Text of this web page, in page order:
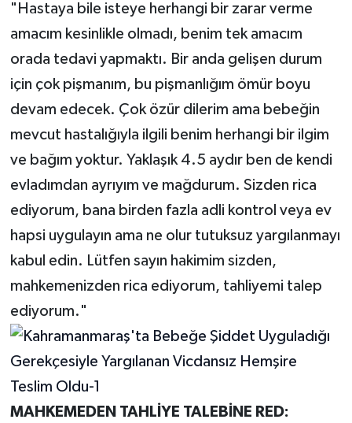
"Hastaya bile isteye herhangi bir zarar verme
amacım kesinlikle olmadı, benim tek amacım
orada tedavi yapmaktı. Bir anda gelişen durum
için çok pişmanım, bu pişmanlığım ömür boyu
devam edecek. Çok özür dilerim ama bebeğin
mevcut hastalığıyla ilgili benim herhangi bir ilgim
ve bağım yoktur. Yaklaşık 4.5 aydır ben de kendi
evladımdan ayrıyım ve mağdurum. Sizden rica
ediyorum, bana birden fazla adli kontrol veya ev
hapsi uygulayın ama ne olur tutuksuz yargılanmayı
kabul edin. Lütfen sayın hakimim sizden,
mahkemenizden rica ediyorum, tahliyemi talep
ediyorum."
MAHKEMEDEN TAHLİYE TALEBİNE RED: